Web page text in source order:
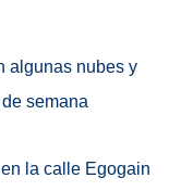
algunas nubes y
semana
la calle Egogain